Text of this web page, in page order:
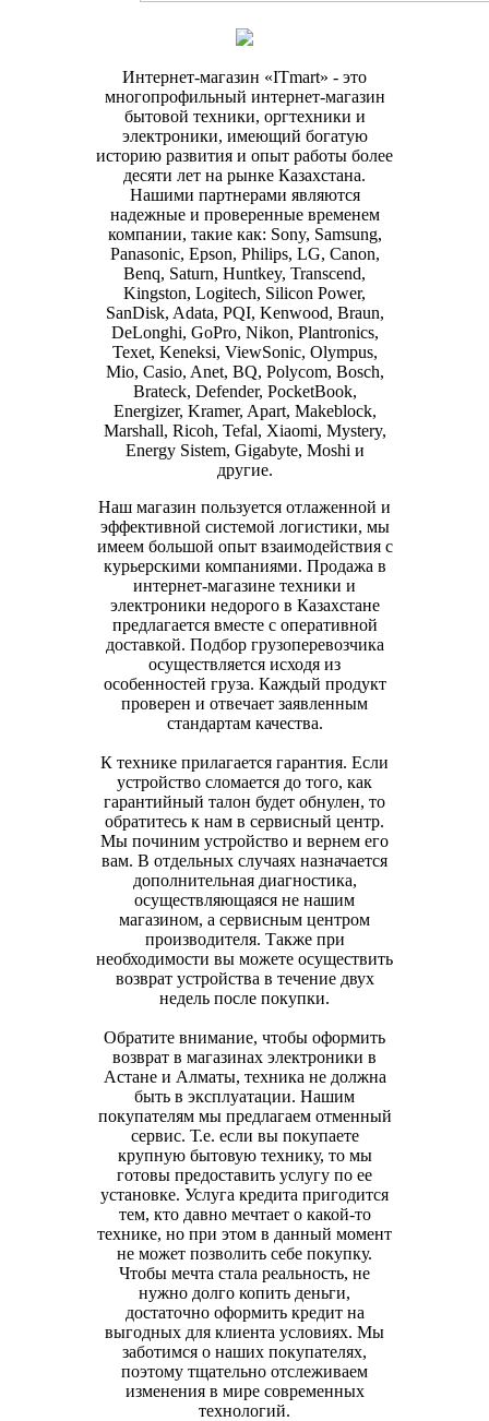
Интернет-магазин «ITmart» - это
многопрофильный интернет-магазин
бытовой техники, оргтехники и
электроники, имеющий богатую
историю развития и опыт работы более
десяти лет на рынке Казахстана.
Нашими партнерами являются
надежные и проверенные временем
компании, такие как: Sony, Samsung,
Panasonic, Epson, Philips, LG, Canon,
Benq, Saturn, Huntkey, Transcend,
Kingston, Logitech, Silicon Power,
SanDisk, Adata, PQI, Kenwood, Braun,
DeLonghi, GoPro, Nikon, Plantronics,
Texet, Keneksi, ViewSonic, Olympus,
Mio, Casio, Anet, BQ, Polycom, Bosch,
Brateck, Defender, PocketBook,
Energizer, Kramer, Apart, Makeblock,
Marshall, Ricoh, Tefal, Xiaomi, Mystery,
Energy Sistem, Gigabyte, Moshi и
другие.
Наш магазин пользуется отлаженной и
эффективной системой логистики, мы
имеем большой опыт взаимодействия с
курьерскими компаниями. Продажа в
интернет-магазине техники и
электроники недорого в Казахстане
предлагается вместе с оперативной
доставкой. Подбор грузоперевозчика
осуществляется исходя из
особенностей груза. Каждый продукт
проверен и отвечает заявленным
стандартам качества.
К технике прилагается гарантия. Если
устройство сломается до того, как
гарантийный талон будет обнулен, то
обратитесь к нам в сервисный центр.
Мы починим устройство и вернем его
вам. В отдельных случаях назначается
дополнительная диагностика,
осуществляющаяся не нашим
магазином, а сервисным центром
производителя. Также при
необходимости вы можете осуществить
возврат устройства в течение двух
недель после покупки.
Обратите внимание, чтобы оформить
возврат в магазинах электроники в
Астане и Алматы, техника не должна
быть в эксплуатации. Нашим
покупателям мы предлагаем отменный
сервис. Т.е. если вы покупаете
крупную бытовую технику, то мы
готовы предоставить услугу по ее
установке. Услуга кредита пригодится
тем, кто давно мечтает о какой-то
технике, но при этом в данный момент
не может позволить себе покупку.
Чтобы мечта стала реальность, не
нужно долго копить деньги,
достаточно оформить кредит на
выгодных для клиента условиях. Мы
заботимся о наших покупателях,
поэтому тщательно отслеживаем
изменения в мире современных
технологий.